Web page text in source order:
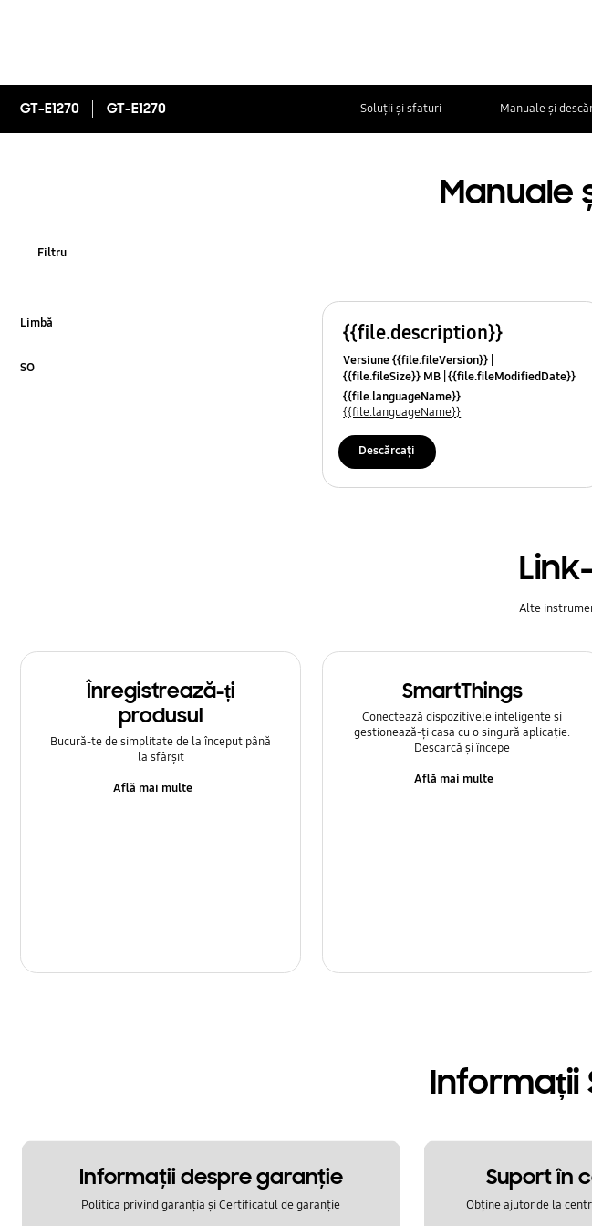
GT-E1270 GT-E1270 Soluții și sfaturi Manuale și
Manuale
Filtru
Limbă
SO
{{file.description}}
Versiune {{file.fileVersion}}
{{file.fileSize}} MB {{file.fileModifiedDate}}
{{file.osNames}}
{{file.languageName}}
{{file.languageName}}
Descărcați
Alte
Înregistrează-ți
produsul
Bucură-te de simplitate de la început până
la sfârșit
Află mai multe
SmartThings
Conectează dispozitivele inteligente și
gestionează-ți casa cu o singură aplicație.
Descarcă și începe
Află mai multe
Informații
Informaţii despre garanţie
Politica privind garanția și Certificatul de garanție
Suport în
Obține ajutor de la